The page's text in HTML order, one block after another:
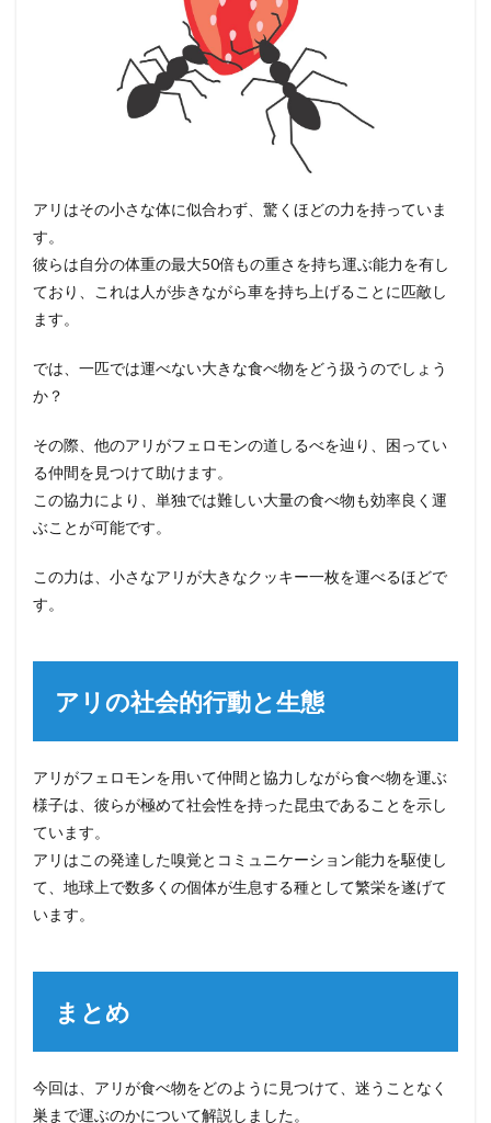
アリはその小さな体に似合わず、驚くほどの力を持っていま
す。
彼らは自分の体重の最大50倍もの重さを持ち運ぶ能力を有し
ており、これは人が歩きながら車を持ち上げることに匹敵し
ます。
では、一匹では運べない大きな食べ物をどう扱うのでしょう
か？
その際、他のアリがフェロモンの道しるべを辿り、困ってい
る仲間を見つけて助けます。
この協力により、単独では難しい大量の食べ物も効率良く運
ぶことが可能です。
この力は、小さなアリが大きなクッキー一枚を運べるほどで
す。
アリの社会的行動と生態
アリがフェロモンを用いて仲間と協力しながら食べ物を運ぶ
様子は、彼らが極めて社会性を持った昆虫であることを示し
ています。
アリはこの発達した嗅覚とコミュニケーション能力を駆使し
て、地球上で数多くの個体が生息する種として繁栄を遂げて
います。
まとめ
今回は、アリが食べ物をどのように見つけて、迷うことなく
巣まで運ぶのかについて解説しました。